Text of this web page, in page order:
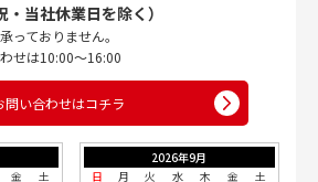
当社休業日を除く）
っておりません。
せは10:00〜16:00
問い合わせはコチラ
金
土
2026年9月
日
月 火 水 木 金
土